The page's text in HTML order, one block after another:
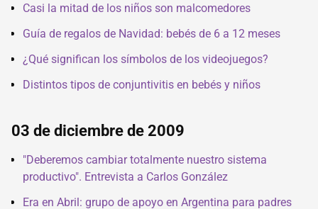
Casi la mitad de los niños son malcomedores
Guía de regalos de Navidad: bebés de 6 a 12 meses
¿Qué significan los símbolos de los videojuegos?
Distintos tipos de conjuntivitis en bebés y niños
03 de diciembre de 2009
"Deberemos cambiar totalmente nuestro sistema
productivo". Entrevista a Carlos González
Era en Abril: grupo de apoyo en Argentina para padres